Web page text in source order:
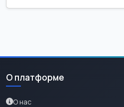
О платформе
О нас